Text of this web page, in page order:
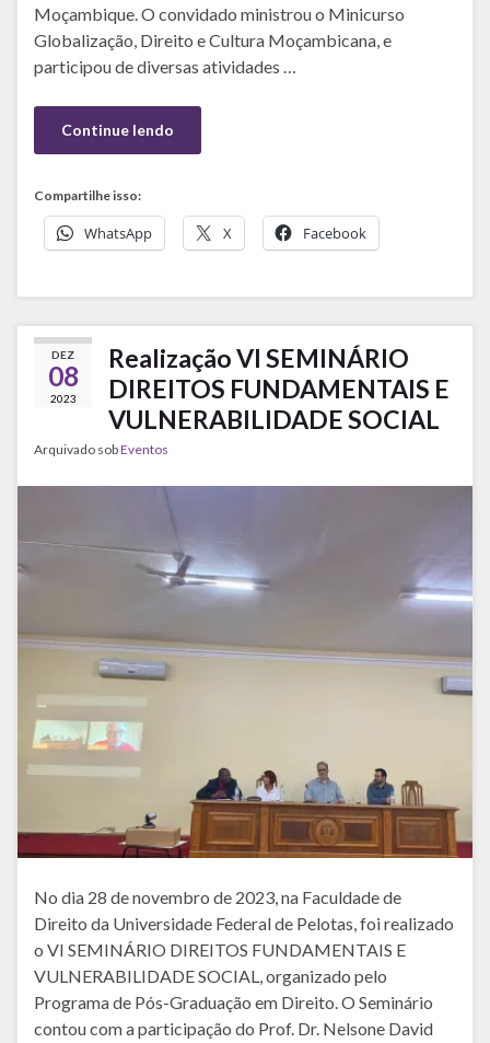
Moçambique. O convidado ministrou o Minicurso
Globalização, Direito e Cultura Moçambicana, e
participou de diversas atividades …
Continue lendo
Compartilhe isso:
WhatsApp X Facebook
DEZ
08
2023
Realização VI SEMINÁRIO
DIREITOS FUNDAMENTAIS E
VULNERABILIDADE SOCIAL
Arquivado sobEventos
No dia 28 de novembro de 2023, na Faculdade de
Direito da Universidade Federal de Pelotas, foi realizado
o VI SEMINÁRIO DIREITOS FUNDAMENTAIS E
VULNERABILIDADE SOCIAL, organizado pelo
Programa de Pós-Graduação em Direito. O Seminário
contou com a participação do Prof. Dr. Nelsone David